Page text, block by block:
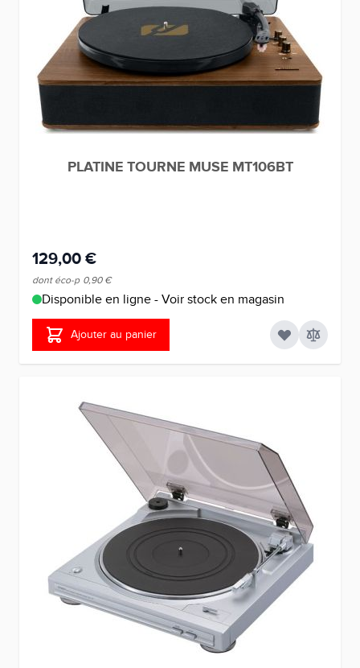
PLATINE TOURNE MUSE MT106BT
129,00 €
dont éco-p 0,90 €
Disponible en ligne - Voir stock en magasin
Ajouter au panier